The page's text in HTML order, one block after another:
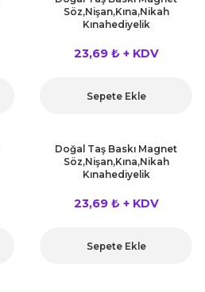
Söz,Nişan,Kına,Nikah
Kınahediyelik
23,69 ₺ + KDV
Sepete Ekle
Doğal Taş Baskı Magnet
Söz,Nişan,Kına,Nikah
Kınahediyelik
23,69 ₺ + KDV
Sepete Ekle